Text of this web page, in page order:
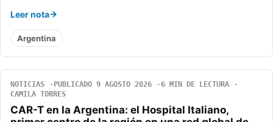
Leer nota
Argentina
NOTICIAS PUBLICADO 9 AGOSTO 2026
6 MIN DE LECTURA
CAMILA TORRES
CAR-T en la Argentina: el Hospital Italiano,